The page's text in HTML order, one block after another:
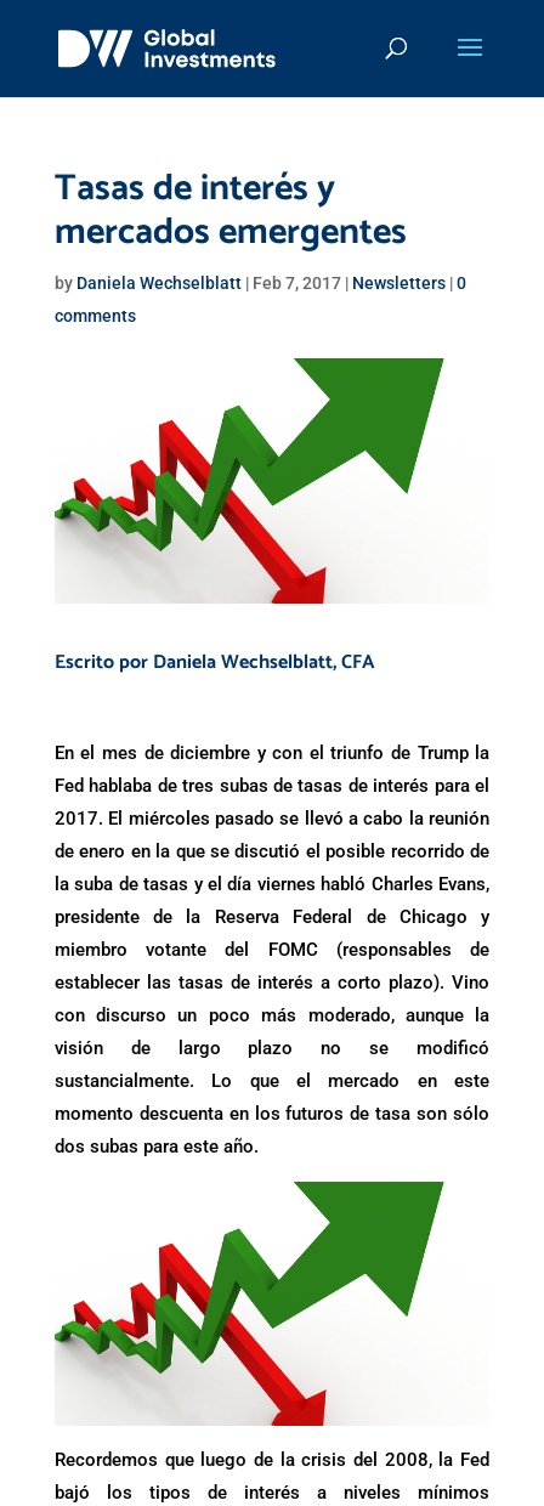
Tasas de interés y
mercados emergentes
by Daniela Wechselblatt| Feb 7, 2017| Newsletters|0
comments
Escrito porDaniela Wechselblatt, CFA
En el mes de diciembre y con el triunfo de Trump la
Fed hablaba de tres subas de tasas de interés para el
2017. El miércoles pasado se llevó a cabo la reunión
de enero en la que se discutió el posible recorrido de
la suba de tasas y el día viernes habló Charles Evans,
presidente de la Reserva Federal de Chicago y
miembro votante del FOMC (responsables de
establecer las tasas de interés a corto plazo). Vino
con discurso un poco más moderado, aunque la
visión de largo plazo no se modificó
sustancialmente. Lo que el mercado en este
momento descuenta en los futuros de tasa son sólo
dos subas para este año.
Recordemos que luego de la crisis del 2008, la Fed
bajó los tipos de interés a niveles mínimos